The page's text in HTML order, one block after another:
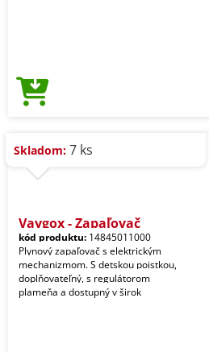
Skladom: 7 ks
Vaygox - Zapaľovač
kód produktu: 14845011000
Plynový zapaľovač s elektrickým
mechanizmom. S detskou poistkou,
doplňovateľný, s regulátorom
plameňa a dostupný v širok